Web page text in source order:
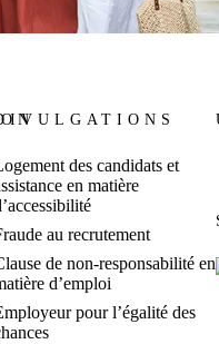
des candidats et
en matière
au recrutement
de non-responsabilité en
d’emploi
pour l’égalité des